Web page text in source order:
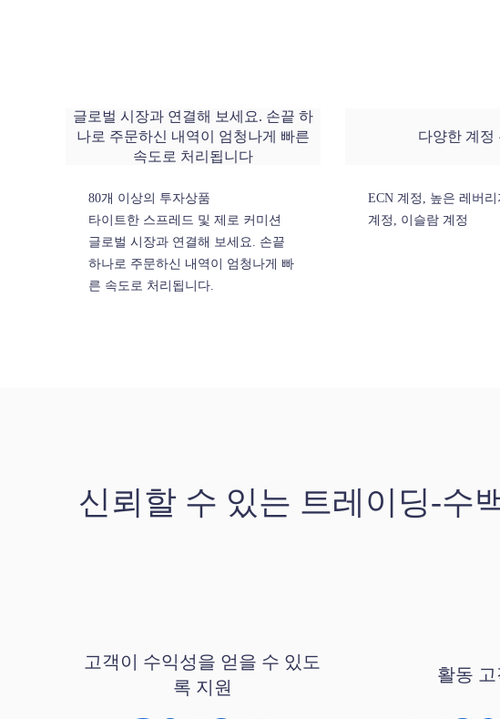
글로벌 시장과 연결해 보세요. 손끝 하
나로 주문하신 내역이 엄청나게 빠른
속도로 처리됩니다
80개 이상의 투자상품
타이트한 스프레드 및 제로 커미션
글로벌 시장과 연결해 보세요. 손끝
하나로 주문하신 내역이 엄청나게 빠
른 속도로 처리됩니다.
다양한 계정
ECN 계정, 높은 레버
계정, 이슬람 계정
신뢰할 수 있는 트레이딩-수
고객이 수익성을 얻을 수 있도
록 지원
활동 고